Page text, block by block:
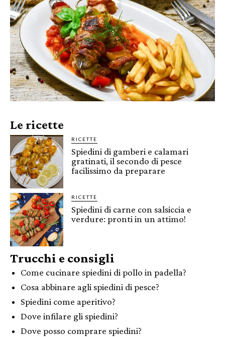
Le ricette
RICETTE
Spiedini di gamberi e calamari
gratinati, il secondo di pesce
facilissimo da preparare
RICETTE
Spiedini di carne con salsiccia e
verdure: pronti in un attimo!
Trucchi e consigli
Come cucinare spiedini di pollo in padella?
Cosa abbinare agli spiedini di pesce?
Spiedini come aperitivo?
Dove infilare gli spiedini?
Dove posso comprare spiedini?